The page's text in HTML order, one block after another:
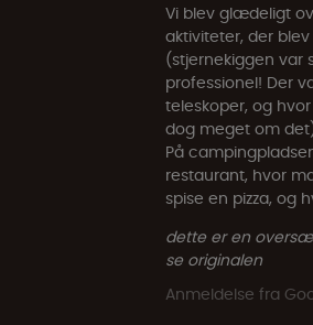
Vi blev glædeligt
aktiviteter, der
(stjernekiggen var
professionel! Der
teleskoper, og
dog meget om
På
restaurant, hvor
spise en pizza, og
dette er en
se originalen
Anmeldelse fra